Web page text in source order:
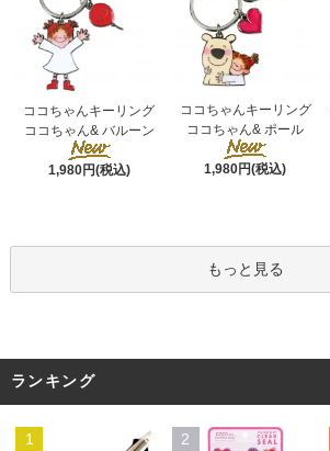
ココちゃんキーリング
ココちゃん& バルーン
1,980円(税込)
ココちゃんキーリング
ココちゃん& ポール
1,980円(税込)
もっと見る
ランキング
1 2